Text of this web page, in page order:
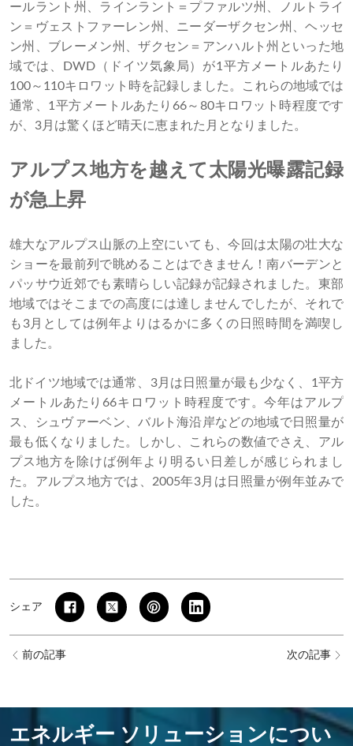
ールラント州、ラインラント＝プファルツ州、ノルトライ
ン＝ヴェストファーレン州、ニーダーザクセン州、ヘッセ
ン州、ブレーメン州、ザクセン＝アンハルト州といった地
域では、DWD（ドイツ気象局）が1平方メートルあたり
100～110キロワット時を記録しました。これらの地域では
通常、1平方メートルあたり66～80キロワット時程度です
が、3月は驚くほど晴天に恵まれた月となりました。
アルプス地方を越えて太陽光曝露記録
が急上昇
雄大なアルプス山脈の上空にいても、今回は太陽の壮大な
ショーを最前列で眺めることはできません！南バーデンと
パッサウ近郊でも素晴らしい記録が記録されました。東部
地域ではそこまでの高度には達しませんでしたが、それで
も3月としては例年よりはるかに多くの日照時間を満喫し
ました。
北ドイツ地域では通常、3月は日照量が最も少なく、1平方
メートルあたり66キロワット時程度です。今年はアルプ
ス、シュヴァーベン、バルト海沿岸などの地域で日照量が
最も低くなりました。しかし、これらの数値でさえ、アル
プス地方を除けば例年より明るい日差しが感じられまし
た。アルプス地方では、2005年3月は日照量が例年並みで
した。
シェア
前の記事 次の記事
エネルギー ソリューションについ